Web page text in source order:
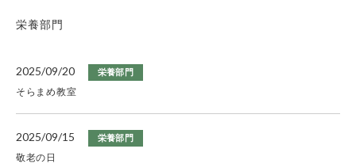
栄養部門
2025/09/20 栄養部門
そらまめ教室
2025/09/15 栄養部門
敬老の日